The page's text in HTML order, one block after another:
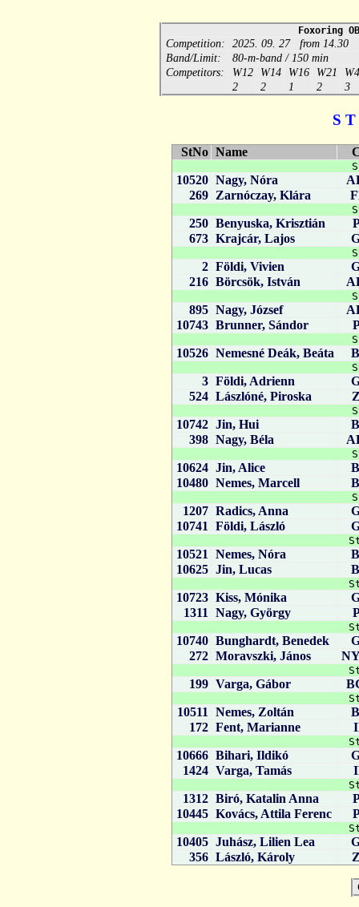
Foxoring
Competition:
2025. 09. 27 from 14.30
Band/Limit:
80-m-band / 150 min
Competitors:
W12 W14 W16 W21
2
2 1 2 3
S
StNo Name
10520 Nagy, Nóra
269 Zarnóczay, Klára
250 Benyuska, Krisztián
673 Krajcár, Lajos
2 Földi, Vivien
216 Börcsök, István
895 Nagy, József
10743 Brunner, Sándor
10526 Nemesné Deák, Beáta
3 Földi, Adrienn
524 Lászlóné, Piroska
10742 Jin, Hui
398 Nagy, Béla
10624 Jin, Alice
10480 Nemes, Marcell
1207 Radics, Anna
10741
Földi, László
10521 Nemes, Nóra
10625 Jin, Lucas
10723 Kiss, Mónika
1311
Nagy, György
10740 Bunghardt, Benedek
272 Moravszki, János
199 Varga, Gábor
10511 Nemes, Zoltán
172 Fent, Marianne
10666 Bihari, Ildikó
1424 Varga, Tamás
1312 Biró, Katalin Anna
10445 Kovács, Attila Ferenc
10405 Juhász, Lilien Lea
356 László, Károly